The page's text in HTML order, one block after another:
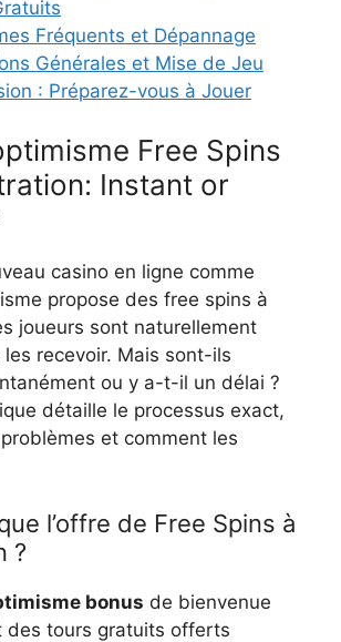
Fréquents et Dépannage
Générales et Mise de Jeu
: Préparez-vous à Jouer
Free Spins
Instant or
casino en ligne comme
propose des free spins à
joueurs sont naturellement
recevoir. Mais sont-ils
ou y a-t-il un délai ?
détaille le processus exact,
et comment les
l’offre de Free Spins à
?
bonus de bienvenue
des tours gratuits offerts